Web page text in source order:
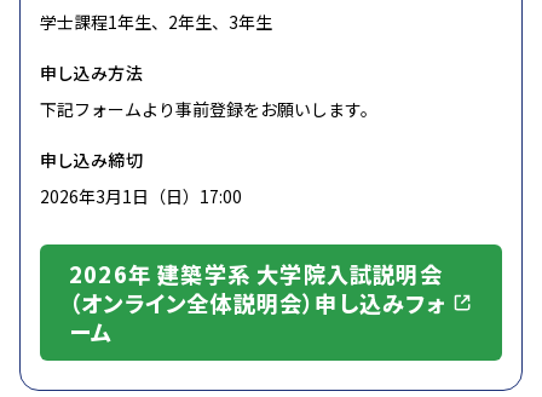
学士課程1年生、2年生、3年生
申し込み方法
下記フォームより事前登録をお願いします。
申し込み締切
2026年3月1日（日）17:00
2026年 建築学系 大学院入試説明会
（オンライン全体説明会）申し込みフォ
ーム